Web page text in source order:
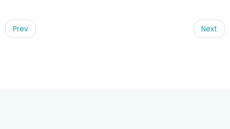
Post
navigation
Prev Next